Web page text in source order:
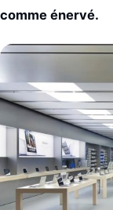
comme énervé.